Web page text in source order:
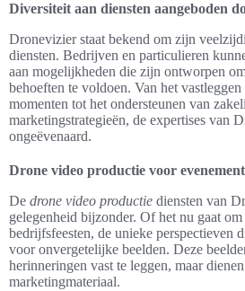
Diversiteit aan diensten aangeboden
Dronevizier staat bekend om zijn
diensten. Bedrijven en particulieren
aan mogelijkheden die zijn ontworpen
behoeften te voldoen. Van het
momenten tot het ondersteunen van
marketingstrategieën, de expertises van
ongeëvenaard.
Drone video productie voor
De drone video productie diensten van
gelegenheid bijzonder. Of het nu gaat
bedrijfsfeesten, de unieke perspectieven
voor onvergetelijke beelden. Deze
herinneringen vast te leggen, maar
marketingmateriaal.